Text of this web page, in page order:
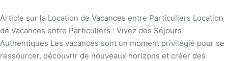
Article sur la Location de Vacances entre Particuliers Location
de Vacances entre Particuliers : Vivez des Séjours
Authentiques Les vacances sont un moment privilégié pour se
ressourcer, découvrir de nouveaux horizons et créer des